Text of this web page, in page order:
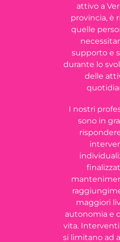
attivo a
provincia, è
quelle
supporto e
durante lo
delle
I nostri
sono in
maggiori
autonomia e
vita.
si limitano ad